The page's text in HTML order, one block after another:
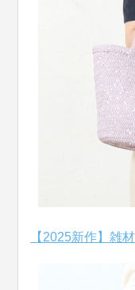
【2025新作】雑